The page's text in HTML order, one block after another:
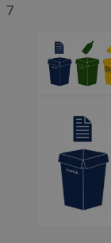
7